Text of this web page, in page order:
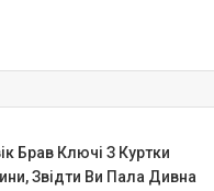
Брав Ключі З Куртки
Звідти Ви Пала Дивна